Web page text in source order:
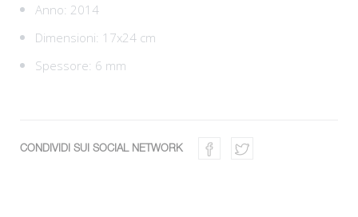
Anno: 2014
Dimensioni: 17x24 cm
Spessore: 6 mm
CONDIVIDI SUI SOCIAL NETWORK